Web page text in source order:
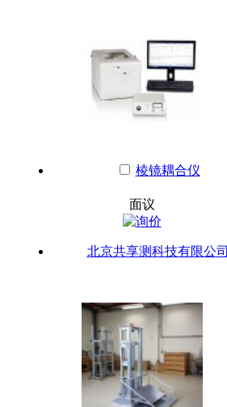
棱镜耦合仪
面议
北京共享测科技有限公司